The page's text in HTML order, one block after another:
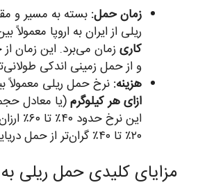
زمان حمل: بسته به مسیر و
ریلی از ایران به اروپا معمولاً
کاری زمان می‌برد. این زمان
و از حمل زمینی اندکی
هزینه: نرخ حمل ریلی معمولاً
ازای هر کیلوگرم(یا معادل
این نرخ
۲۰٪ تا ۴۰٪ گران‌تر از حمل دریایی است.
مزایای کلیدی حمل ریلی به